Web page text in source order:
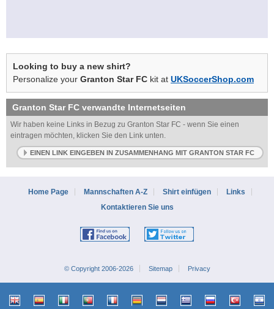
Looking to buy a new shirt?
Personalize your Granton Star FC kit at UKSoccerShop.com
Granton Star FC verwandte Internetseiten
Wir haben keine Links in Bezug zu Granton Star FC - wenn Sie einen
eintragen möchten, klicken Sie den Link unten.
EINEN LINK EINGEBEN IN ZUSAMMENHANG MIT GRANTON STAR FC
Home Page Mannschaften A-Z Shirt einfügen
Links
Kontaktieren Sie uns
© Copyright 2006-2026 Sitemap Privacy